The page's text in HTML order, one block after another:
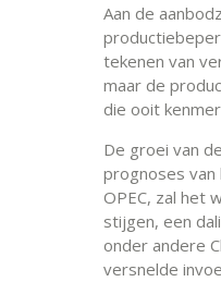
Aan de
tekenen van
maar de
die ooit
De groei van
prognoses van
OPEC, zal het
stijgen, een
onder andere
versnelde